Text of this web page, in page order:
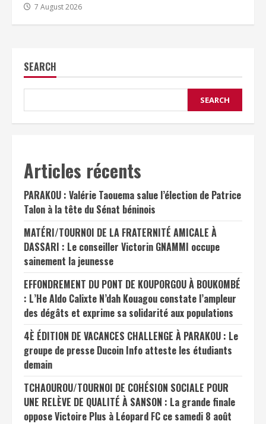
7 August 2026
SEARCH
SEARCH
Articles récents
PARAKOU : Valérie Taouema salue l’élection de Patrice
Talon à la tête du Sénat béninois
MATÉRI/TOURNOI DE LA FRATERNITÉ AMICALE À
DASSARI : Le conseiller Victorin GNAMMI occupe
sainement la jeunesse
EFFONDREMENT DU PONT DE KOUPORGOU À BOUKOMBÉ
: L’He Aldo Calixte N’dah Kouagou constate l’ampleur
des dégâts et exprime sa solidarité aux populations
4È ÉDITION DE VACANCES CHALLENGE À PARAKOU : Le
groupe de presse Ducoin Info atteste les étudiants
demain
TCHAOUROU/TOURNOI DE COHÉSION SOCIALE POUR
UNE RELÈVE DE QUALITÉ À SANSON : La grande finale
oppose Victoire Plus à Léopard FC ce samedi 8 août